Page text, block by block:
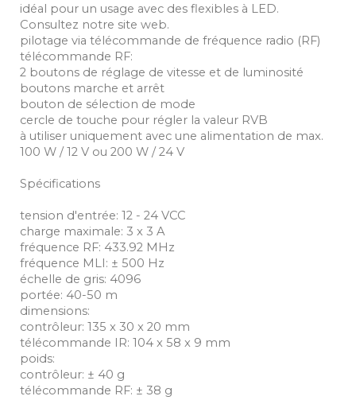
idéal pour un usage avec des flexibles à LED.
Consultez notre site web.
pilotage via télécommande de fréquence radio (RF)
télécommande RF:
2 boutons de réglage de vitesse et de luminosité
boutons marche et arrêt
bouton de sélection de mode
cercle de touche pour régler la valeur RVB
à utiliser uniquement avec une alimentation de max.
100 W / 12 V ou 200 W / 24 V
Spécifications
tension d'entrée: 12 - 24 VCC
charge maximale: 3 x 3 A
fréquence RF: 433.92 MHz
fréquence MLI: ± 500 Hz
échelle de gris: 4096
portée: 40-50 m
dimensions:
contrôleur: 135 x 30 x 20 mm
télécommande IR: 104 x 58 x 9 mm
poids:
contrôleur: ± 40 g
télécommande RF: ± 38 g